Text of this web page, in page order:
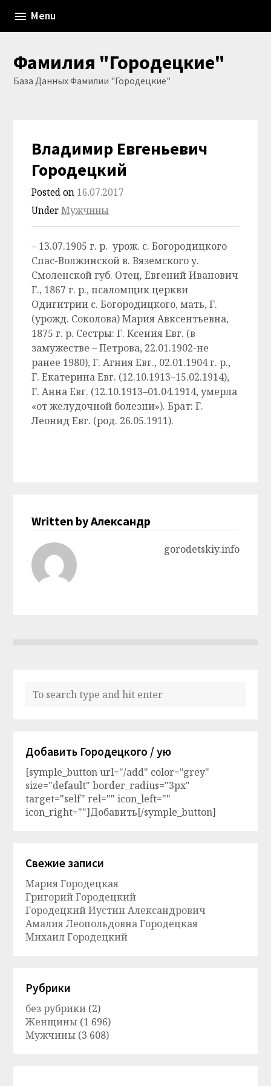
content
Menu
Фамилия "Городецкие"
База Данных Фамилии "Городецкие"
Владимир Евгеньевич
Городецкий
Posted on 16.07.2017
UnderМужчины
– 13.07.1905 г. р. урож. с. Богородицкого
Спас-Волжинской в. Вяземского у.
Смоленской губ. Отец,Евгений Иванович
Г., 1867 г. р., псаломщик церкви
Одигитрии с. Богородицкого, мать, Г.
(урожд. Соколова) Мария Авксентьевна,
1875 г. р. Сестры: Г. Ксения Евг. (в
замужестве – Петрова, 22.01.1902-не
ранее 1980), Г. Агния Евг., 02.01.1904 г. р.,
Г. Екатерина Евг. (12.10.1913–15.02.1914),
Г. Анна Евг. (12.10.1913–01.04.1914, умерла
«от желудочной болезни»). Брат: Г.
Леонид Евг. (род. 26.05.1911).
Written by Александр
gorodetskiy.info
Добавить Городецкого / ую
[symple_button url="/add" color="grey"
size="default" border_radius="3px"
target="self" rel="" icon_left=""
icon_right=""]Добавить[/symple_button]
Свежие записи
Мария Городецкая
Григорий Городецкий
Городецкий Иустин Александрович
Амалия Леопольдовна Городецкая
Михаил Городецкий
Рубрики
без рубрики (2)
Женщины (1 696)
Мужчины (3 608)